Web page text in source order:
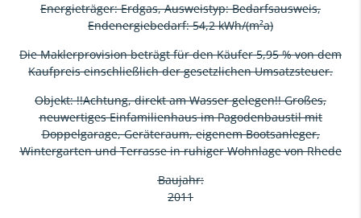
Energieträger: Erdgas, Ausweistyp: Bedarfsausweis,
Endenergiebedarf: 54,2 kWh/(m²a)
Die Maklerprovision beträgt für den Käufer 5,95 % von dem
Kaufpreis einschließlich der gesetzlichen Umsatzsteuer.
Objekt: !!Achtung, direkt am Wasser gelegen!! Großes,
neuwertiges Einfamilienhaus im Pagodenbaustil mit
Doppelgarage, Geräteraum, eigenem Bootsanleger,
Wintergarten und Terrasse in ruhiger Wohnlage von Rhede
Baujahr:
2011